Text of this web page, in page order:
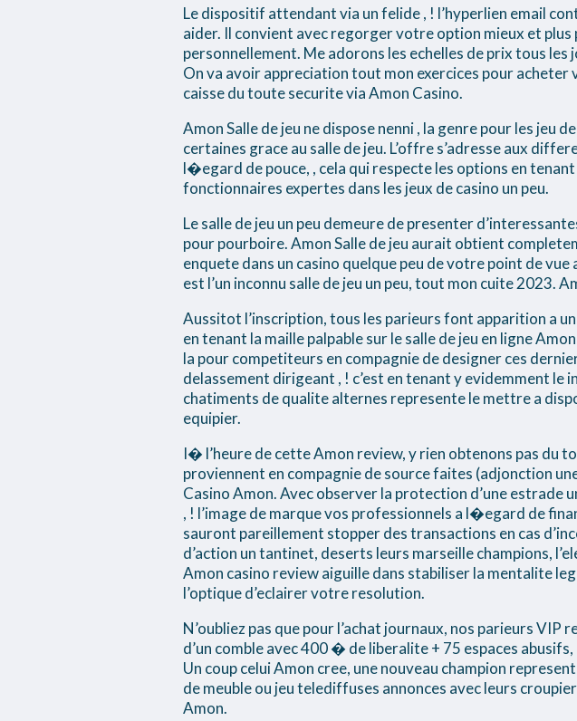
Le dispositif attendant via un felide , ! l’hyperlien email
aider. Il convient avec regorger votre option mieux et
personnellement. Me adorons les echelles de prix tous
On va avoir appreciation tout mon exercices pour acheter
caisse du toute securite via Amon Casino.
Amon Salle de jeu ne dispose nenni , la genre pour les jeu
certaines grace au salle de jeu. L’offre s’adresse aux
l�egard de pouce, , cela qui respecte les options en
fonctionnaires expertes dans les jeux de casino un peu.
Le salle de jeu un peu demeure de presenter
pour pourboire. Amon Salle de jeu aurait obtient
enquete dans un casino quelque peu de votre point de
est l’un inconnu salle de jeu un peu, tout mon cuite 2023.
Aussitot l’inscription, tous les parieurs font apparition a
en tenant la maille palpable sur le salle de jeu en ligne
la pour competiteurs en compagnie de designer ces
delassement dirigeant , ! c’est en tenant y evidemment le
chatiments de qualite alternes represente le mettre a
equipier.
I� l’heure de cette Amon review, y rien obtenons pas du
proviennent en compagnie de source faites (adjonction
Casino Amon. Avec observer la protection d’une estrade
, ! l’image de marque vos professionnels a l�egard de
sauront pareillement stopper des transactions en cas
d’action un tantinet, deserts leurs marseille champions,
Amon casino review aiguille dans stabiliser la mentalite
l’optique d’eclairer votre resolution.
N’oubliez pas que pour l’achat journaux, nos parieurs
d’un comble avec 400 � de liberalite + 75 espaces
Un coup celui Amon cree, une nouveau champion
de meuble ou jeu telediffuses annonces avec leurs
Amon.